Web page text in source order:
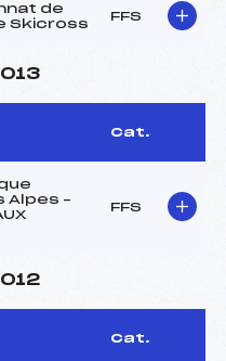
de
Skicross
FFS
Cat.
Alpes –
FFS
Cat.